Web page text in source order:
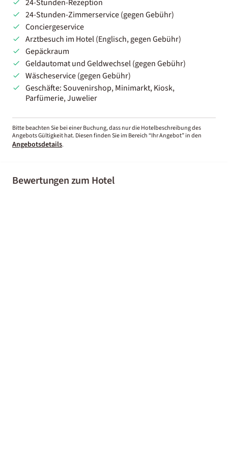
24-Stunden-Rezeption
24-Stunden-Zimmerservice (gegen Gebühr)
Conciergeservice
Arztbesuch im Hotel (Englisch, gegen Gebühr)
Gepäckraum
Geldautomat und Geldwechsel (gegen Gebühr)
Wäscheservice (gegen Gebühr)
Geschäfte: Souvenirshop, Minimarkt, Kiosk,
Parfümerie, Juwelier
Bitte beachten Sie bei einer Buchung, dass nur die Hotelbeschreibung des
Angebots Gültigkeit hat. Diesen finden Sie im Bereich “Ihr Angebot” in den
Angebotsdetails.
Bewertungen zum Hotel